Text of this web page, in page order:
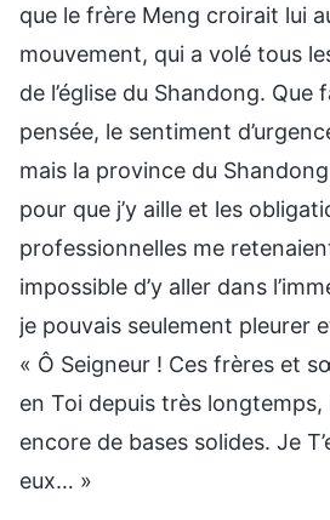
que le frère Meng croirait lui
mouvement, qui a volé tous
de l’église du Shandong. Que
pensée, le sentiment
mais la province du
pour que j’y aille et les
professionnelles me
impossible d’y aller dans
je pouvais seulement pleurer
« Ô Seigneur ! Ces frères et
en Toi depuis très longtemps,
encore de bases solides. Je
eux… »